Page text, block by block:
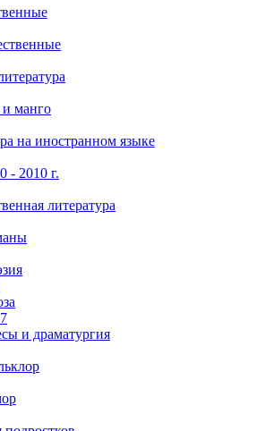
манго
на иностранном языке
- 2010 г.
литература
и драматургия